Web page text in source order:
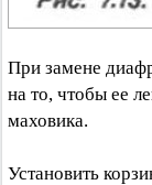
При замене
на то, чтобы ее
маховика.
Установить